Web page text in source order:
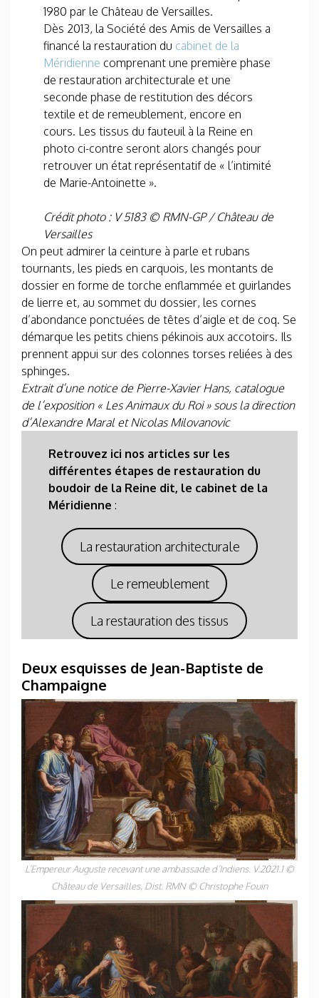
1980 par le Château de Versailles.
Dès 2013, la Société des Amis de Versailles a
financé la restauration du cabinet de la
Méridienne comprenant une première phase
de restauration architecturale et une
seconde phase de restitution des décors
textile et de remeublement, encore en
cours. Les tissus du fauteuil à la Reine en
photo ci-contre seront alors changés pour
retrouver un état représentatif de « l’intimité
de Marie-Antoinette ».
Crédit photo : V 5183 © RMN-GP / Château de
Versailles
On peut admirer la ceinture à parle et rubans
tournants, les pieds en carquois, les montants de
dossier en forme de torche enflammée et guirlandes
de lierre et, au sommet du dossier, les cornes
d’abondance ponctuées de têtes d’aigle et de coq. Se
démarque les petits chiens pékinois aux accotoirs. Ils
prennent appui sur des colonnes torses reliées à des
sphinges.
Extrait d’une notice de Pierre-Xavier Hans, catalogue
de l’exposition « Les Animaux du Roi » sous la direction
d’Alexandre Maral et Nicolas Milovanovic
Retrouvez ici nos articles sur les
différentes étapes de restauration du
boudoir de la Reine dit, le cabinet de la
Méridienne :
La restauration architecturale
Le remeublement
La restauration des tissus
Deux esquisses de Jean-Baptiste de
Champaigne
L’Empereur Auguste recevant une ambassade d’Indiens. V.2021.1 ©
Château de Versailles, Dist. RMN © Christophe Fouin